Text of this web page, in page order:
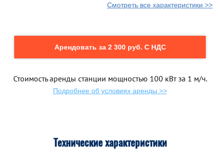
Смотреть все характеристики >>
Арендовать за 2 300 руб. С НДС
Стоимость аренды станции мощностью 100 кВт за 1 м/ч.
Подробнее об условиях аренды >>
Технические характеристики